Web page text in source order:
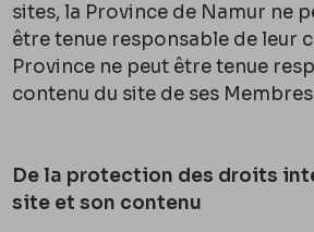
sites, la Province de Namur ne
être tenue responsable de leur
Province ne peut être tenue
contenu du site de ses
De la protection des droits
site et son contenu